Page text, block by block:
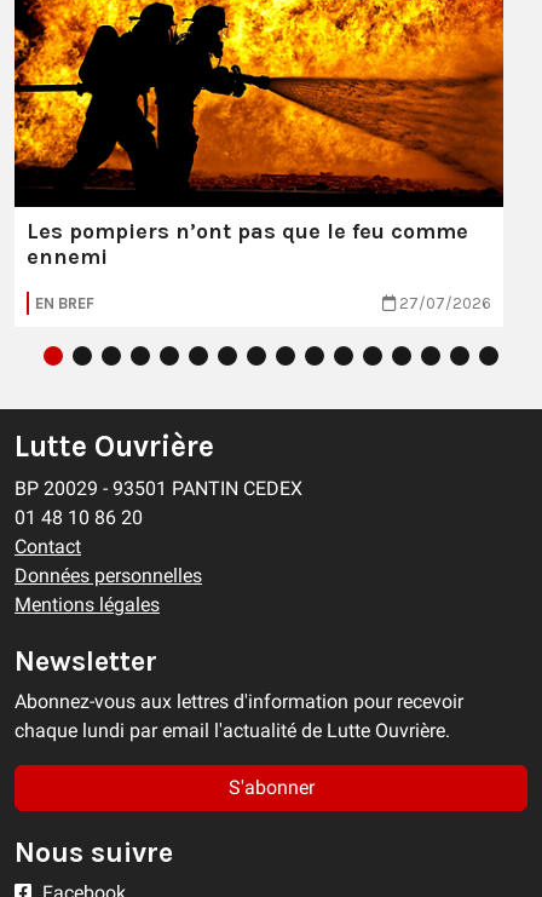
Les pompiers n’ont pas que le feu comme
ennemi
EN BREF 27/07/2026
Lutte Ouvrière
BP 20029 - 93501 PANTIN CEDEX
01 48 10 86 20
Contact
Données personnelles
Mentions légales
Newsletter
Abonnez-vous aux lettres d'information pour recevoir
chaque lundi par email l'actualité de Lutte Ouvrière.
S'abonner
Nous suivre